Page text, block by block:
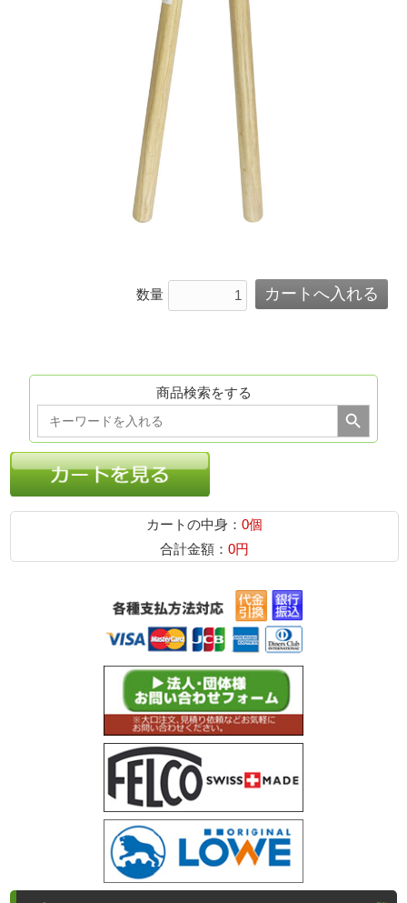
数量
商品検索をする
Search
for:
Search Button
カートの中身： 0個
合計金額： 0円